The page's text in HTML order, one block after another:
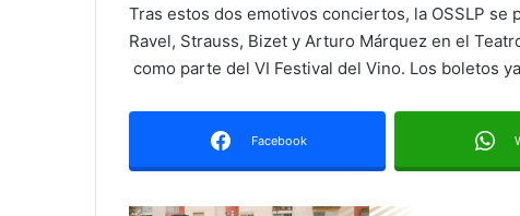
Tras estos dos emotivos conciertos, la OSSLP
Ravel, Strauss, Bizet y Arturo Márquez en el
como parte del VI Festival del Vino. Los boletos
Facebook